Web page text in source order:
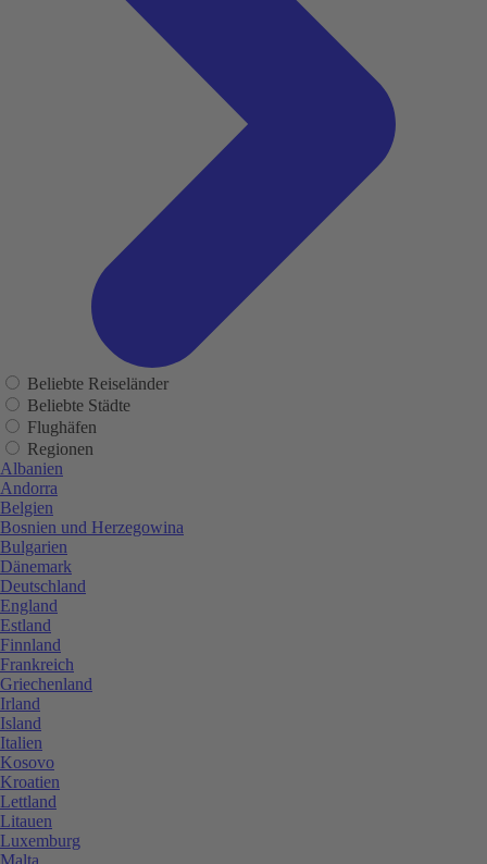
Beliebte Reiseländer
Beliebte Städte
Flughäfen
Regionen
Albanien
Andorra
Belgien
Bosnien und Herzegowina
Bulgarien
Dänemark
Deutschland
England
Estland
Finnland
Frankreich
Griechenland
Irland
Island
Italien
Kosovo
Kroatien
Lettland
Litauen
Luxemburg
Malta